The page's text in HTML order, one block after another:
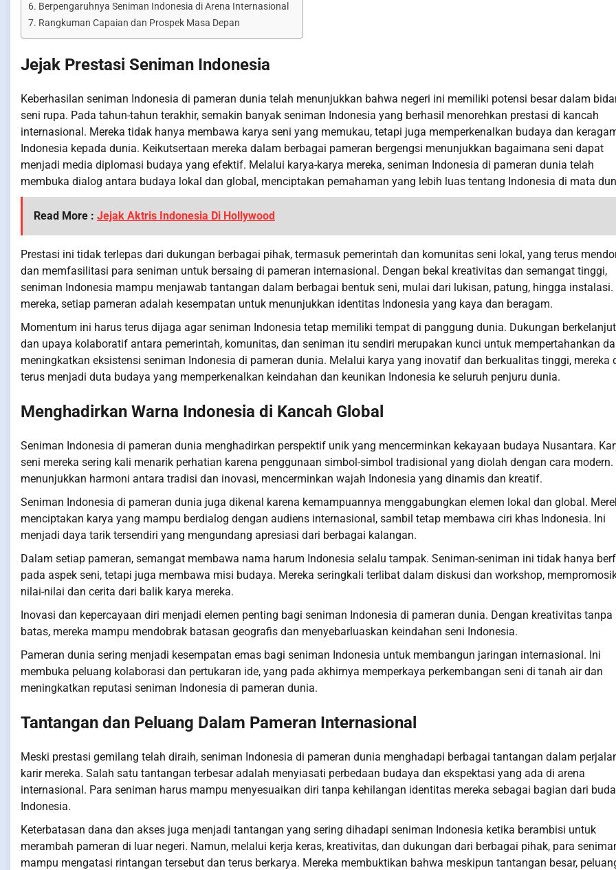
Berpengaruhnya Seniman Indonesia di Arena Internasional
Rangkuman Capaian dan Prospek Masa Depan
Jejak Prestasi Seniman Indonesia
Keberhasilan seniman Indonesia di pameran dunia telah menunjukkan bahwa negeri ini memiliki potensi besar dalam
seni rupa. Pada tahun-tahun terakhir, semakin banyak seniman Indonesia yang berhasil menorehkan prestasi di kancah
internasional. Mereka tidak hanya membawa karya seni yang memukau, tetapi juga memperkenalkan budaya dan
Indonesia kepada dunia. Keikutsertaan mereka dalam berbagai pameran bergengsi menunjukkan bagaimana seni dapat
menjadi media diplomasi budaya yang efektif. Melalui karya-karya mereka, seniman Indonesia di pameran dunia telah
membuka dialog antara budaya lokal dan global, menciptakan pemahaman yang lebih luas tentang Indonesia di mata
Read More : Jejak Aktris Indonesia Di Hollywood
Prestasi ini tidak terlepas dari dukungan berbagai pihak, termasuk pemerintah dan komunitas seni lokal, yang terus
dan memfasilitasi para seniman untuk bersaing di pameran internasional. Dengan bekal kreativitas dan semangat tinggi,
seniman Indonesia mampu menjawab tantangan dalam berbagai bentuk seni, mulai dari lukisan, patung, hingga instalasi.
mereka, setiap pameran adalah kesempatan untuk menunjukkan identitas Indonesia yang kaya dan beragam.
Momentum ini harus terus dijaga agar seniman Indonesia tetap memiliki tempat di panggung dunia. Dukungan
dan upaya kolaboratif antara pemerintah, komunitas, dan seniman itu sendiri merupakan kunci untuk mempertahankan
meningkatkan eksistensi seniman Indonesia di pameran dunia. Melalui karya yang inovatif dan berkualitas tinggi, mereka
terus menjadi duta budaya yang memperkenalkan keindahan dan keunikan Indonesia ke seluruh penjuru dunia.
Menghadirkan Warna Indonesia di Kancah Global
Seniman Indonesia di pameran dunia menghadirkan perspektif unik yang mencerminkan kekayaan budaya Nusantara.
seni mereka sering kali menarik perhatian karena penggunaan simbol-simbol tradisional yang diolah dengan cara modern.
menunjukkan harmoni antara tradisi dan inovasi, mencerminkan wajah Indonesia yang dinamis dan kreatif.
Seniman Indonesia di pameran dunia juga dikenal karena kemampuannya menggabungkan elemen lokal dan global.
menciptakan karya yang mampu berdialog dengan audiens internasional, sambil tetap membawa ciri khas Indonesia. Ini
menjadi daya tarik tersendiri yang mengundang apresiasi dari berbagai kalangan.
Dalam setiap pameran, semangat membawa nama harum Indonesia selalu tampak. Seniman-seniman ini tidak hanya
pada aspek seni, tetapi juga membawa misi budaya. Mereka seringkali terlibat dalam diskusi dan workshop,
nilai-nilai dan cerita dari balik karya mereka.
Inovasi dan kepercayaan diri menjadi elemen penting bagi seniman Indonesia di pameran dunia. Dengan kreativitas tanpa
batas, mereka mampu mendobrak batasan geografis dan menyebarluaskan keindahan seni Indonesia.
Pameran dunia sering menjadi kesempatan emas bagi seniman Indonesia untuk membangun jaringan internasional. Ini
membuka peluang kolaborasi dan pertukaran ide, yang pada akhirnya memperkaya perkembangan seni di tanah air dan
meningkatkan reputasi seniman Indonesia di pameran dunia.
Tantangan dan Peluang Dalam Pameran Internasional
Meski prestasi gemilang telah diraih, seniman Indonesia di pameran dunia menghadapi berbagai tantangan dalam
karir mereka. Salah satu tantangan terbesar adalah menyiasati perbedaan budaya dan ekspektasi yang ada di arena
internasional. Para seniman harus mampu menyesuaikan diri tanpa kehilangan identitas mereka sebagai bagian dari
Indonesia.
Keterbatasan dana dan akses juga menjadi tantangan yang sering dihadapi seniman Indonesia ketika berambisi untuk
merambah pameran di luar negeri. Namun, melalui kerja keras, kreativitas, dan dukungan dari berbagai pihak, para
mampu mengatasi rintangan tersebut dan terus berkarya. Mereka membuktikan bahwa meskipun tantangan besar,